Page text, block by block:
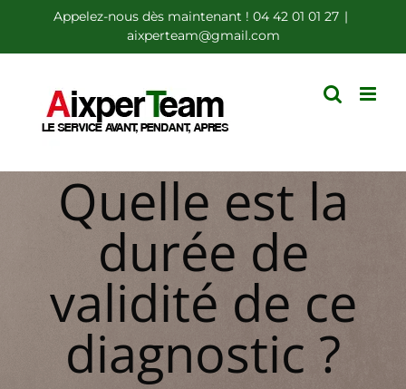
au
contenu
Appelez-nous dès maintenant ! 04 42 01 01 27 |
aixperteam@gmail.com
Quelle est la
durée de
validité de ce
diagnostic ?